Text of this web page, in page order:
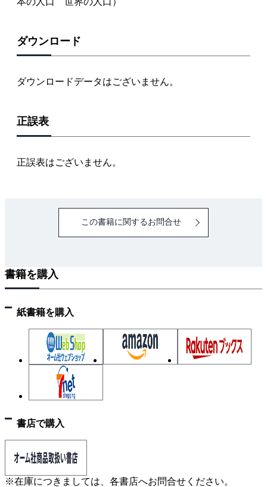
ダウンロード
ダウンロードデータはございません。
正誤表
正誤表はございません。
この書籍に関するお問合せ
書籍を購入
紙書籍を購入
書店で購入
※在庫につきましては、各書店へお問合せください。